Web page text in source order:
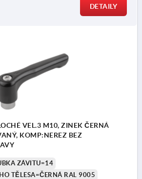
DETAILY
VEL.3 M10, ZINEK ČERNÁ
KOMP:NEREZ BEZ
ZÁVITU=14
TĚLESA=ČERNÁ RAL 9005